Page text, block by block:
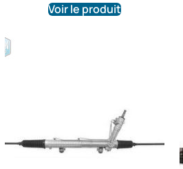
Voir le produit